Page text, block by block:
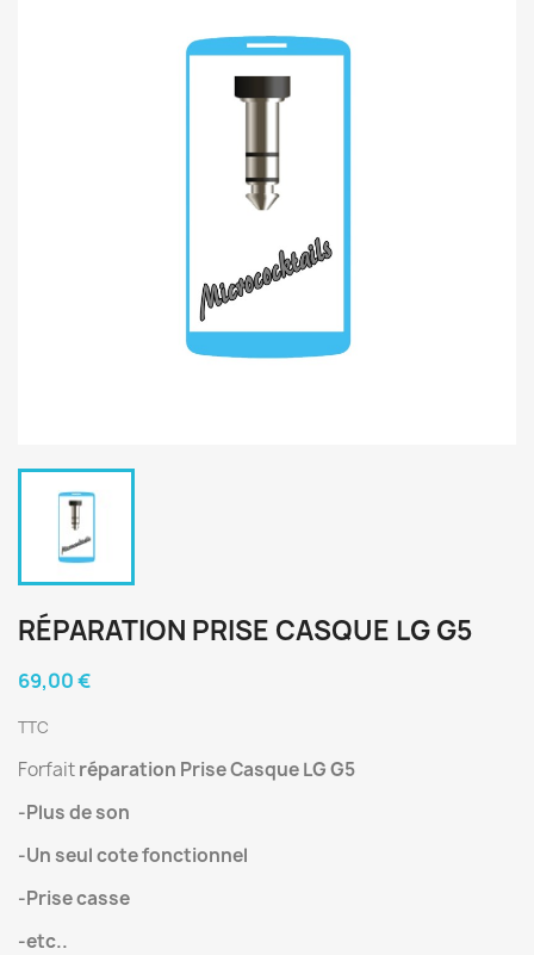
RÉPARATION PRISE CASQUE LG G5
69,00 €
TTC
Forfaitréparation Prise Casque LG G5
-Plus de son
-Un seul cote fonctionnel
-Prise casse
-etc..